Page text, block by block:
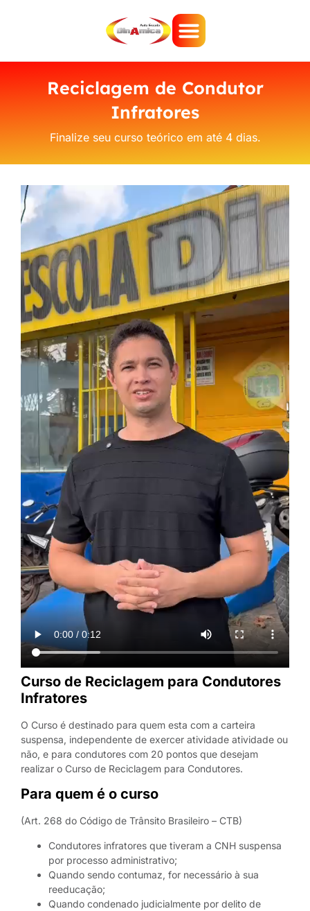
Reciclagem de Condutor
Infratores
Finalize seu curso teórico em até 4 dias.
Curso de Reciclagem para Condutores
Infratores
O Curso é destinado para quem esta com a carteira
suspensa, independente de exercer atividade atividade ou
não, e para condutores com 20 pontos que desejam
realizar o Curso de Reciclagem para Condutores.
Para quem é o curso
(Art. 268 do Código de Trânsito Brasileiro – CTB)
Condutores infratores que tiveram a CNH suspensa
por processo administrativo;
Quando sendo contumaz, for necessário à sua
reeducação;
Quando condenado judicialmente por delito de